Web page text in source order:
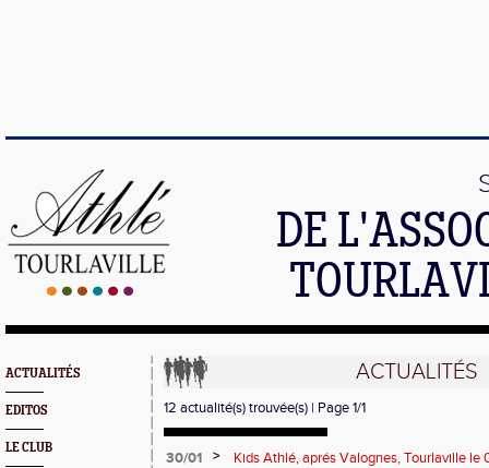
DE
ACTUALITÉS
EDITOS
LE CLUB
ACTUALITÉS
12 actualité(s) trouvée(s) | Page 1/1
30/01 >
Kids Athlé, aprés Valognes, Tourlaville le